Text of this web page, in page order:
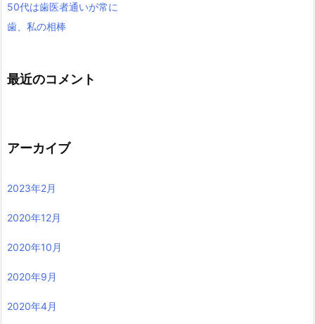
50代は歯医者通いが常に
歯、私の相棒
最近のコメント
アーカイブ
2023年2月
2020年12月
2020年10月
2020年9月
2020年4月